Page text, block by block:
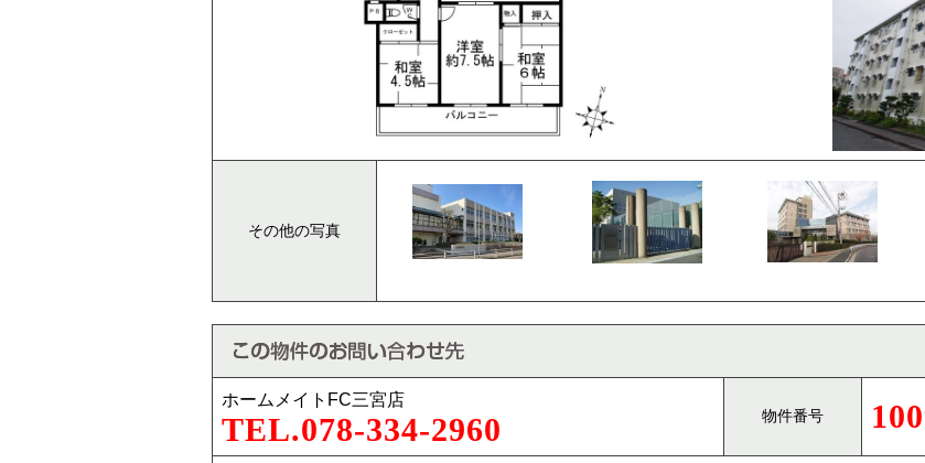
その他の写真
ホームメイトFC三宮店
TEL.078-334-2960 物件番号